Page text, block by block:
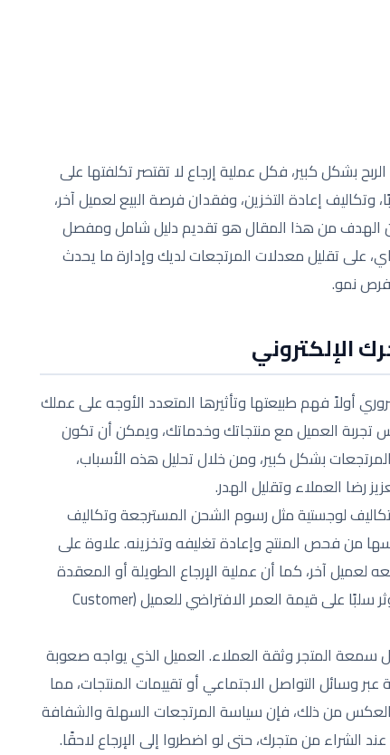
بشكل كبير، فكل عملية إرجاع لا تقتصر تكلفتها على
إعادة التخزين، وفقدان فرصة البيع لعميل آخر،
الهدف من هذا المقال هو تقديم دليل شامل ومفصل
على تقليل معدلات المرتجعات لديك وإدارة ما يحدث
فرص نمو.
الإلكتروني
أولاً فهم طبيعتها وتأثيرها المتعدد الأوجه على عملك
تجربة العميل مع منتجاتك وخدماتك، ويمكن أن تكون
بشكل كبير، ومن خلال تحليل هذه الأسباب،
رضا العملاء وتقليل الهدر.
تكاليف لوجستية مثل رسوم الشحن المسترجعة وتكاليف
من فحص المنتج وإعادة تغليفه وتخزينه. علاوة على
لعميل آخر، كما أن عملية الإرجاع الطويلة أو المعقدة
قد تدفع العميل إلى عدم تكرار الشراء من متجرك مرة أخرى، مما يؤثر سلبًا على قيمة العمر الافتراضي للعميل (Customer
سمعة المتجر وثقة العملاء. العميل الذي يواجه صعوبة
عبر وسائل التواصل الاجتماعي أو تقييمات المنتجات، مما
من ذلك، فإن سياسة المرتجعات السهلة والشفافة
الشراء من متجرك، حتى لو اضطروا إلى الإرجاع لاحقًا.